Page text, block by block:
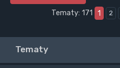
Tematy: 171
1 2
Tematy